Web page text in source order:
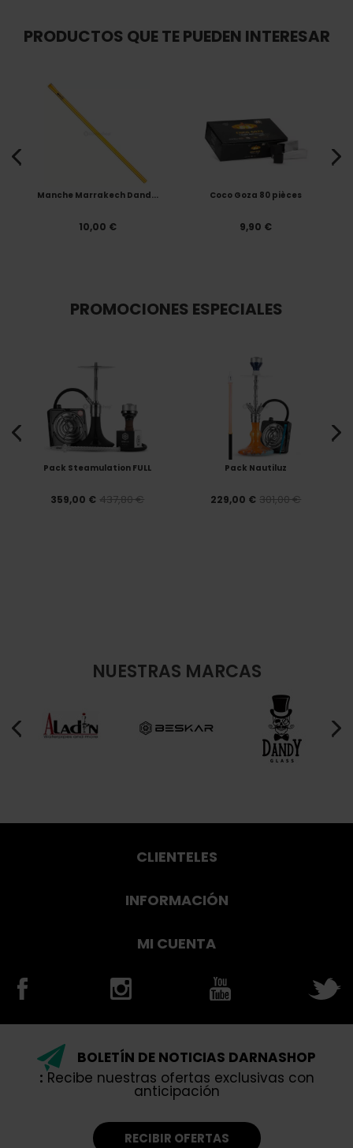
PRODUCTOS QUE TE PUEDEN INTERESAR
Manche Marrakech Dand...
10,00 €
Coco Goza 80 pièces
9,90 €
PROMOCIONES ESPECIALES
Pack Steamulation FULL
359,00 € 437,80 €
Pack Nautiluz
229,00 € 301,00 €
NUESTRAS MARCAS
CLIENTELES
INFORMACIÓN
MI CUENTA
BOLETÍN DE NOTICIAS DARNASHOP
: Recibe nuestras ofertas exclusivas con
anticipación
RECIBIR OFERTAS